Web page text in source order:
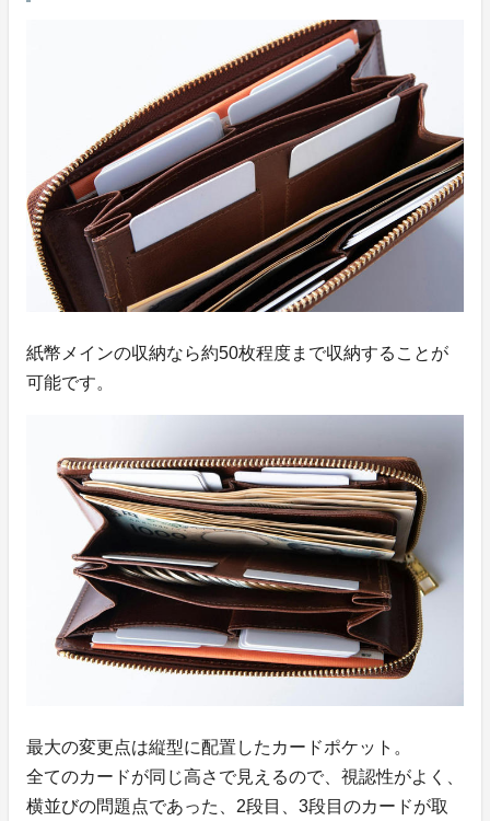
紙幣メインの収納なら約50枚程度まで収納することが
可能です。
最大の変更点は縦型に配置したカードポケット。
全てのカードが同じ高さで見えるので、視認性がよく、
横並びの問題点であった、2段目、3段目のカードが取